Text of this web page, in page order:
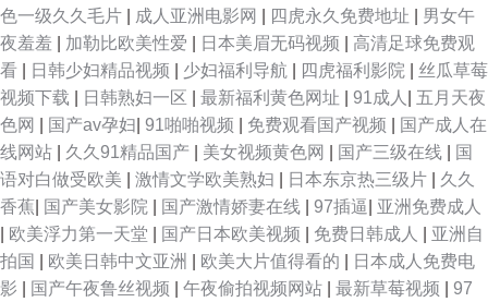
色一级久久毛片
成人亚洲电影网 四虎永久免费地址
男女午
夜羞羞
加勒比欧美性爱 日本美眉无码视频
高清足球免费观
看
日韩少妇精品视频 少妇福利导航 四虎福利影院
丝瓜草莓
视频下载
日韩熟妇一区 最新福利黄色网址 91成人
五月天夜
色网
国产av孕妇 91啪啪视频 免费观看国产视频
国产成人在
线网站
久久91精品国产 美女视频黄色网 国产三级在线
国
语对白做受欧美
激情文学欧美熟妇 日本东京热三级片
久久
香蕉 国产美女影院 国产激情娇妻在线 97插逼
亚洲免费成人
欧美浮力第一天堂 国产日本欧美视频 免费日韩成人
亚洲自
拍国
欧美日韩中文亚洲 欧美大片值得看的
日本成人免费电
影
国产午夜鲁丝视频 午夜偷拍视频网站 最新草莓视频 97